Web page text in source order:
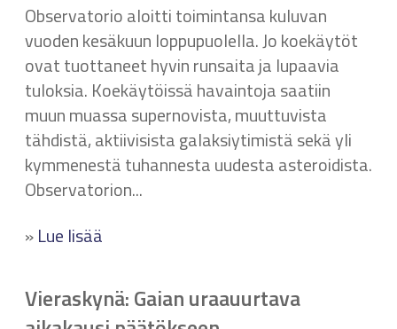
Observatorio aloitti toimintansa kuluvan
vuoden kesäkuun loppupuolella. Jo koekäytöt
ovat tuottaneet hyvin runsaita ja lupaavia
tuloksia. Koekäytöissä havaintoja saatiin
muun muassa supernovista, muuttuvista
tähdistä, aktiivisista galaksiytimistä sekä yli
kymmenestä tuhannesta uudesta asteroidista.
Observatorion...
»Lue lisää
Vieraskynä: Gaian uraauurtava